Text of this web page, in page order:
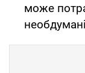
може